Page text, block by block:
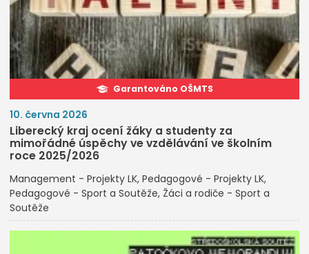
Garantováno OŠMTS
10. června 2026
Liberecký kraj ocení žáky a studenty za
mimořádné úspěchy ve vzdělávání ve školním
roce 2025/2026
Management - Projekty LK Pedagogové - Projekty LK
Pedagogové - Sport a Soutěže Žáci a rodiče - Sport a
Soutěže